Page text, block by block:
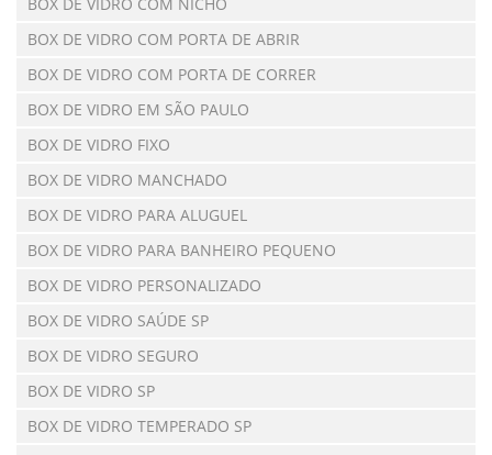
BOX DE VIDRO COM PORTA DE ABRIR
BOX DE VIDRO COM PORTA DE CORRER
BOX DE VIDRO EM SÃO PAULO
BOX DE VIDRO FIXO
BOX DE VIDRO MANCHADO
BOX DE VIDRO PARA ALUGUEL
BOX DE VIDRO PARA BANHEIRO PEQUENO
BOX DE VIDRO PERSONALIZADO
BOX DE VIDRO SAÚDE SP
BOX DE VIDRO SEGURO
BOX DE VIDRO SP
BOX DE VIDRO TEMPERADO SP